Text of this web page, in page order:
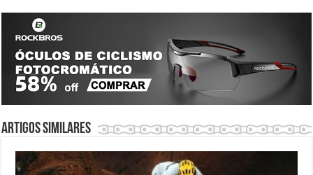
Artigos similares